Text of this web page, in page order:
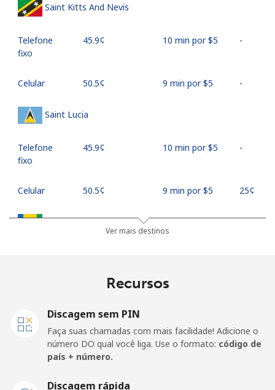
Saint Kitts And Nevis
Telefone
fixo
⁦45.9¢⁩ 10 min por ⁦$5⁩ -
Celular ⁦50.5¢⁩ 9 min por ⁦$5⁩ -
Saint Lucia
Telefone
fixo
⁦45.9¢⁩ 10 min por ⁦$5⁩ -
Celular ⁦50.5¢⁩ 9 min por ⁦$5⁩ ⁦25¢⁩
Saint Vincent And The Grenadines
Samoa
Telefone
⁦185.9¢⁩
Ver mais destinos
Recursos
Discagem sem PIN
Faça suas chamadas com mais facilidade! Adicione o
número DO qual você liga. Use o formato: código de
país + número.
Discagem rápida